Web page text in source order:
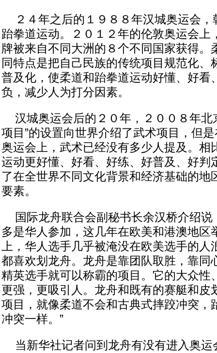
２４年之后的１９８８年汉城奥运会，
跆拳道运动。２０１２年的伦敦奥运会上
牌被来自不同大洲的８个不同国家获得。
同特点是把自己民族的传统项目规范化、
普及化，使柔道和跆拳道运动好懂、好看
负，减少人为打分因素。
汉城奥运会后的２０年，２００８年北
项目”的设置向世界介绍了武术项目，但
奥运会上，武术已经没有多少人提及。相
运动更好懂、好看、好练、好普及、好判
了在全世界不同文化背景和经济基础的地
要素。
国际龙舟联合会副秘书长余汉桥介绍说
多是华人参加，这几年在欧美和港澳地区
上，华人选手几乎被淹没在欧美选手的人
都喜欢划龙舟。龙舟是靠团队取胜，靠同
精英选手就可以称霸的项目。它的大众性
更强，更吸引人。龙舟和既有的赛艇和皮
项目，就像柔道不会和古典式摔跤冲突，
冲突一样。”
当新华社记者问到龙舟有没有进入奥运